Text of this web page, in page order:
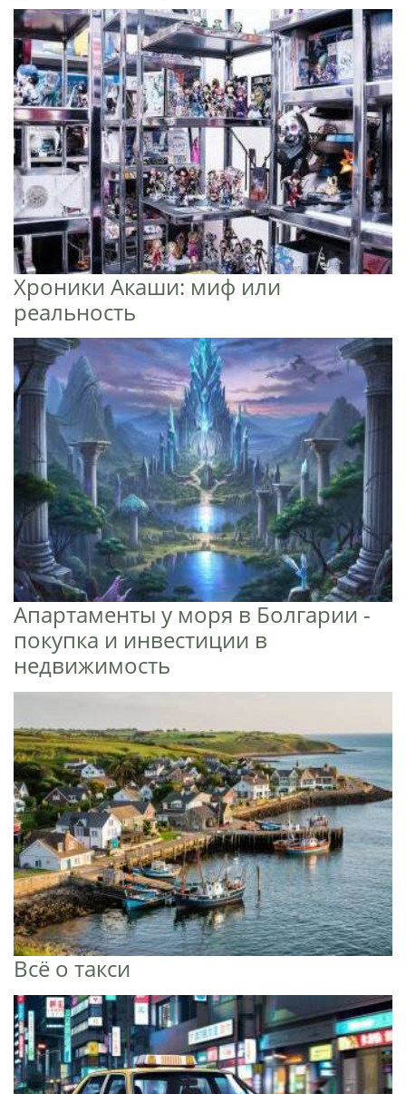
Хроники Акаши: миф или
реальность
Апартаменты у моря в Болгарии -
покупка и инвестиции в
недвижимость
Всё о такси